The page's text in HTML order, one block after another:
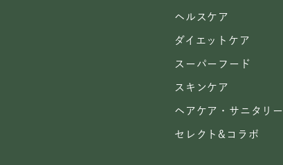
ヘルスケア
ダイエットケア
スーパーフード
スキンケア
ヘアケア・サニタリー
セレクト&コラボ